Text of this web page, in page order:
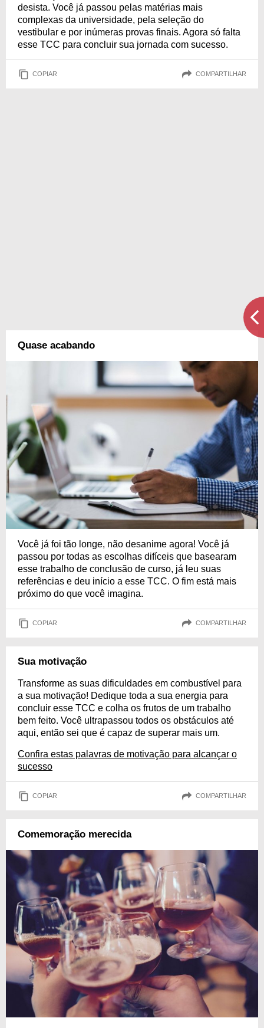
desista. Você já passou pelas matérias mais
complexas da universidade, pela seleção do
vestibular e por inúmeras provas finais. Agora só falta
esse TCC para concluir sua jornada com sucesso.
COPIAR COMPARTILHAR
Quase acabando
Você já foi tão longe, não desanime agora! Você já
passou por todas as escolhas difíceis que basearam
esse trabalho de conclusão de curso, já leu suas
referências e deu início a esse TCC. O fim está mais
próximo do que você imagina.
COPIAR COMPARTILHAR
Sua motivação
Transforme as suas dificuldades em combustível para
a sua motivação! Dedique toda a sua energia para
concluir esse TCC e colha os frutos de um trabalho
bem feito. Você ultrapassou todos os obstáculos até
aqui, então sei que é capaz de superar mais um.
Confira estas palavras de motivação para alcançar o
sucesso
COPIAR COMPARTILHAR
Comemoração merecida